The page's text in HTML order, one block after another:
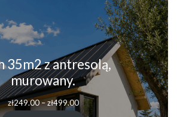
35m2 z antresolą,
murowany.
zł249.00–zł499.00